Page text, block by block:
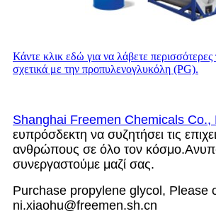
Κάντε κλικ εδώ για να λάβετε
σχετικά με την προπυλενογλυκόλη (PG).
Shanghai Freemen Chemicals Co.,
ευπρόσδεκτη να συζητήσει τις
ανθρώπους σε όλο τον
συνεργαστούμε μαζί σας.
Purchase propylene glycol, Please
ni.xiaohu@freemen.sh.cn